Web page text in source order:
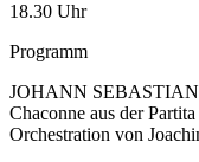
18.30 Uhr
Programm
JOHANN
Chaconne aus der
Orchestration von